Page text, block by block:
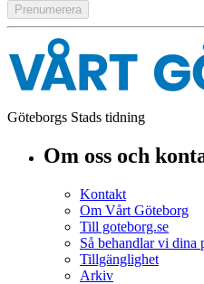
Göteborgs Stads tidning
Om oss och
Kontakt
Om Vårt Göteborg
Till goteborg.se
Så behandlar vi dina
Tillgänglighet
Arkiv